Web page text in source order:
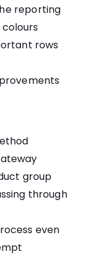
reporting
rows
group
through
even